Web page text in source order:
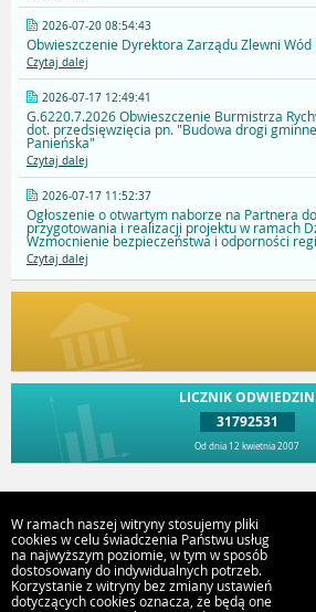
2026-07-20 08:54:43
Obwieszczenie Dyrektora Zarządu Zlewni Wód
Czytaj dalej
2026-07-17 12:49:41
G.6220.7.2026 Obwieszczenie Burmistrza
dot. przedsięwzięcia pn. "Budowa drogi
Panieńska"
Czytaj dalej
2026-07-17 11:52:37
Ogłoszenie o otwartym naborze na Partnera
przygotowania i realizacji projektu w ramach
Wzmocnienie bezpieczeństwa i odporności
Czytaj dalej
LICZNIK ODWIEDZIN
31792531
Od dnia 12 kwietnia 2007
Urząd Gminy i Miasta
Plac Wolności 16, 62-570
W ramach naszej witryny stosujemy pliki
cookies w celu świadczenia Państwu usług
na najwyższym poziomie, w tym w sposób
dostosowany do indywidualnych potrzeb.
Korzystanie z witryny bez zmiany ustawień
dotyczących cookies oznacza, że będą one